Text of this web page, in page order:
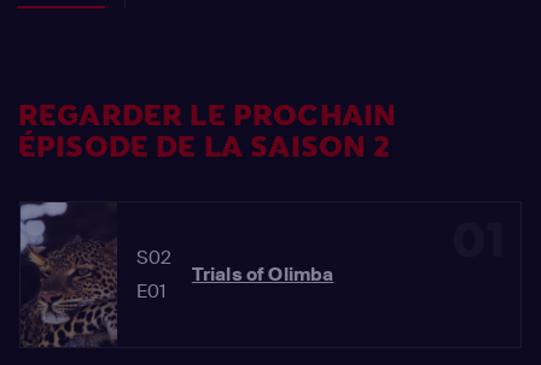
REGARDER LE PROCHAIN
ÉPISODE DE LA SAISON 2
S02
E01
Trials of Olimba